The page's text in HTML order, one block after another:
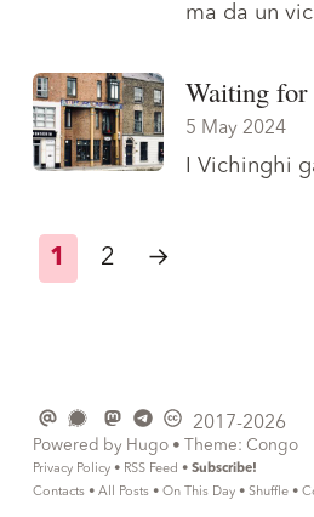
ma da un
Waiting
5 May 2024
I Vichinghi
1 2 →
2017-2026
Powered by Hugo • Theme: Congo
Privacy Policy • RSS Feed • Subscribe!
Contacts • All Posts • On This Day • Shuffle •